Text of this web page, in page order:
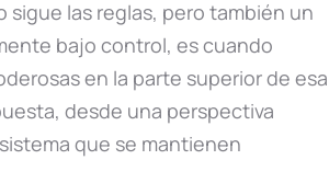
las reglas, pero también un
bajo control, es cuando
en la parte superior de esa
desde una perspectiva
que se mantienen